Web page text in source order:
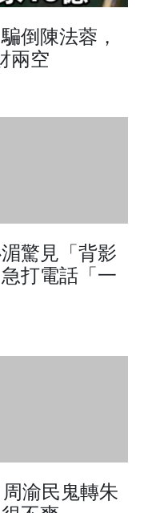
倒陳法蓉，
兩空
驚見「背影
打電話「一
渝民鬼轉朱